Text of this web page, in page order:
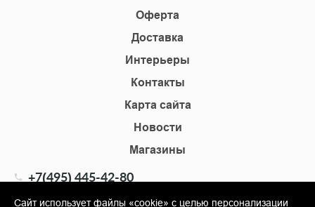
Оферта
Доставка
Интерьеры
Контакты
Карта сайта
Новости
Магазины
+7(495) 445-42-80
Сайт использует файлы «cookie» с целью персонализации